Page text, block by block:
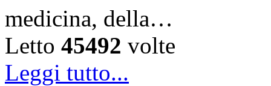
medicina, della…
Letto 45492 volte
Leggi tutto...